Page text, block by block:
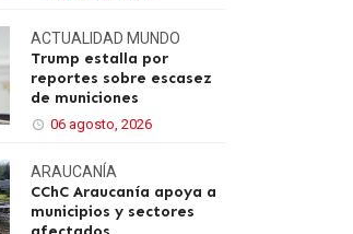
ACTUALIDAD MUNDO
Trump estalla por
reportes sobre escasez
de municiones
06 agosto, 2026
ARAUCANÍA
CChC Araucanía apoya a
municipios y sectores